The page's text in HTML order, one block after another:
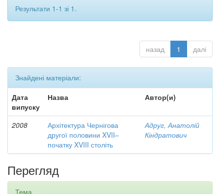
Результати 1-1 зі 1.
назад 1 далі
Знайдені матеріали:
Дата
випуску
Назва Автор(и)
2008
Архітектура Чернігова
другої половини XVII–
початку XVIII століть
Адруг, Анатолій
Кіндратович
Перегляд
Тема